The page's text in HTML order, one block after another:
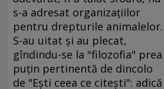
s-a adresat organizaţiilor
pentru drepturile animalelor.
S-au uitat şi au plecat,
gîndindu-se la "filozofia" prea
puţin pertinentă de dincolo
de "Eşti ceea ce citeşti": adică